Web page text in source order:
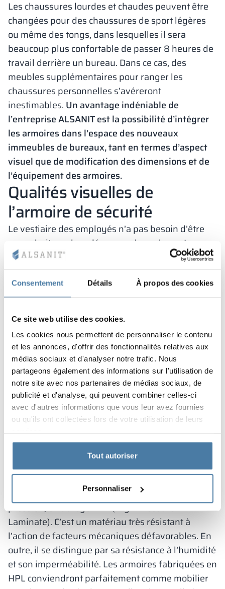
Consentement Détails À propos des cookies
Ce site web utilise des cookies.
Les cookies nous permettent de personnaliser le contenu
et les annonces, d'offrir des fonctionnalités relatives aux
médias sociaux et d'analyser notre trafic. Nous
partageons également des informations sur l'utilisation de
notre site avec nos partenaires de médias sociaux, de
publicité et d'analyse, qui peuvent combiner celles-ci
avec d'autres informations que vous leur avez fournies
ou qu'ils ont collectées lors de votre utilisation de leurs
Tout autoriser
Personnaliser
Les chaussures lourdes et chaudes peuvent être
changées pour des chaussures de sport légères
ou même des tongs, dans lesquelles il sera
beaucoup plus confortable de passer 8 heures de
travail derrière un bureau. Dans ce cas, des
meubles supplémentaires pour ranger les
chaussures personnelles s’avéreront
inestimables. Un avantage indéniable de
l’entreprise ALSANIT est la possibilité d’intégrer
les armoires dans l’espace des nouveaux
immeubles de bureaux, tant en termes d’aspect
visuel que de modification des dimensions et de
l’équipement des armoires.
Qualités visuelles de
l’armoire de sécurité
Le vestiaire des employés n’a pas besoin d’être
un endroit sombre, dépourvu de couleurs. Les
modèles modernes d’armoires vestiaires
originale et colorée. De plus, si le meuble est
fabriqué en panneau LPW, il peut être décoré
avec l’un des nombreux types de décors. Nous
avec des graphiques à la demande du client. Les
armoires peuvent aussi être numérotées.
Quelles armoires pour
employés choisir ?
Les normes légales régissent quand un employé
a besoin d’unearmoire de sécurité, mais leur
selon vos propres préférences. Découvrez en quoi
les différentes armoires vestiaires peuvent
différer selon le modèle.
Le matériau le plus résistant est le stratifié haute
pression, en abrégé HPL (High Pressure
Laminate). C’est un matériau très résistant à
l’action de facteurs mécaniques défavorables. En
outre, il se distingue par sa résistance à l’humidité
et son imperméabilité. Les armoires fabriquées en
HPL conviendront parfaitement comme mobilier